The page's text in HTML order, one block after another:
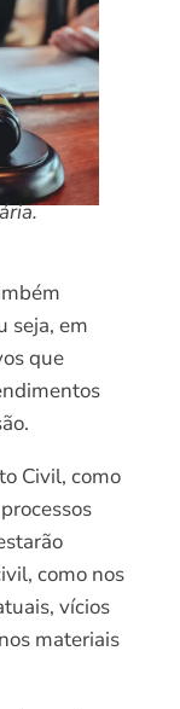
seja, em
que
Civil, como
como nos
vícios
materiais